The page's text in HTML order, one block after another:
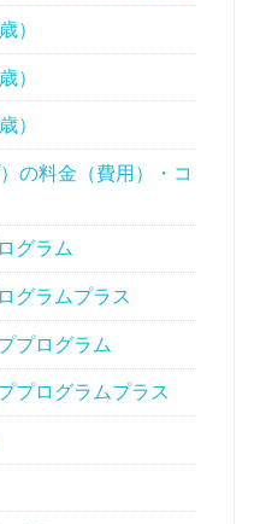
）
）
）
の料金（費用）・コ
グラム
グラムプラス
プログラム
プログラムプラス